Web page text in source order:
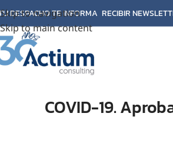
Skip to navigation
Skip to main content
DESPACHO TE INFORMA RECIBIR
COVID-19.